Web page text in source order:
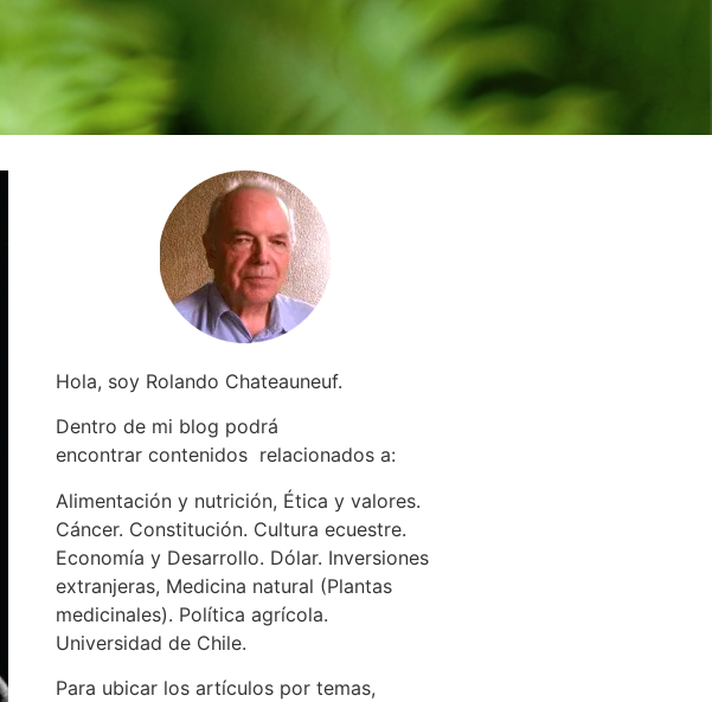
Hola, soy Rolando Chateauneuf.
Dentro de mi blog podrá
encontrar contenidos relacionados a:
Alimentación y nutrición, Ética y valores.
Cáncer. Constitución. Cultura ecuestre.
Economía y Desarrollo. Dólar. Inversiones
extranjeras, Medicina natural (Plantas
medicinales). Política agrícola.
Universidad de Chile.
Para ubicar los artículos por temas,